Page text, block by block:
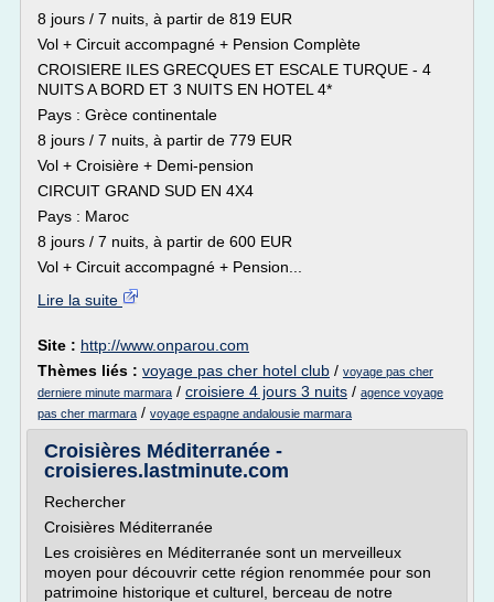
8 jours / 7 nuits, à partir de 819 EUR
Vol + Circuit accompagné + Pension Complète
CROISIERE ILES GRECQUES ET ESCALE TURQUE - 4
NUITS A BORD ET 3 NUITS EN HOTEL 4*
Pays : Grèce continentale
8 jours / 7 nuits, à partir de 779 EUR
Vol + Croisière + Demi-pension
CIRCUIT GRAND SUD EN 4X4
Pays : Maroc
8 jours / 7 nuits, à partir de 600 EUR
Vol + Circuit accompagné + Pension...
Lire la suite
Site : http://www.onparou.com
Thèmes liés : voyage pas cher hotel club / voyage pas cher
derniere minute marmara / croisiere 4 jours 3 nuits / agence voyage
pas cher marmara / voyage espagne andalousie marmara
Croisières Méditerranée -
croisieres.lastminute.com
Rechercher
Croisières Méditerranée
Les croisières en Méditerranée sont un merveilleux
moyen pour découvrir cette région renommée pour son
patrimoine historique et culturel, berceau de notre